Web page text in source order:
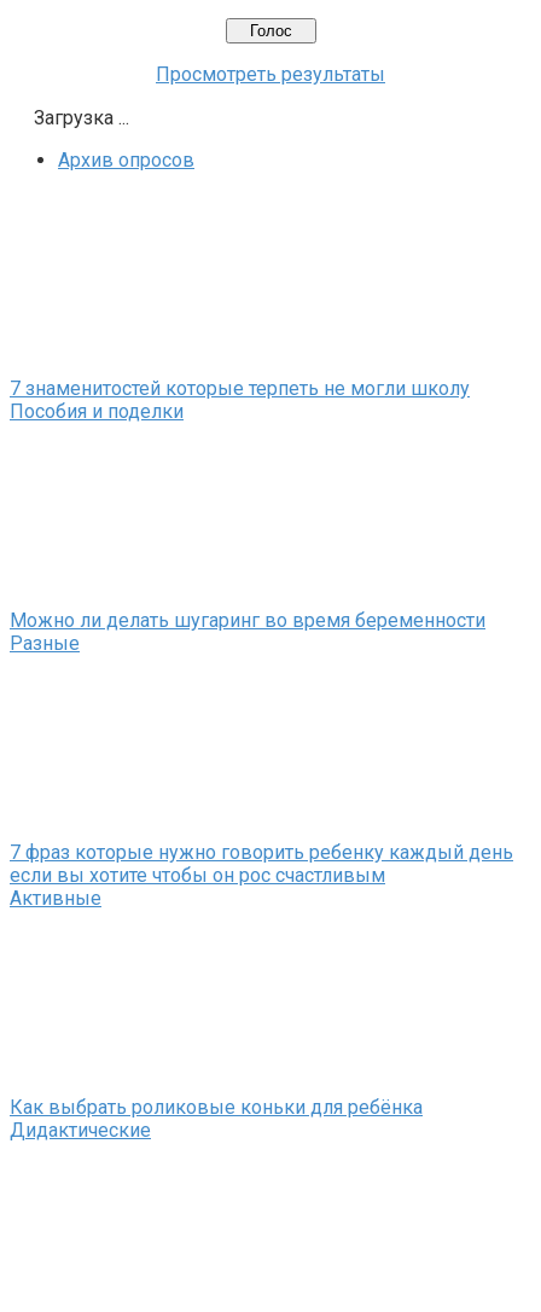
Просмотреть результаты
Загрузка ...
Архив опросов
7 знаменитостей которые терпеть не могли школу
Пособия и поделки
Можно ли делать шугаринг во время беременности
Разные
7 фраз которые нужно говорить ребенку каждый день
если вы хотите чтобы он рос счастливым
Активные
Как выбрать роликовые коньки для ребёнка
Дидактические